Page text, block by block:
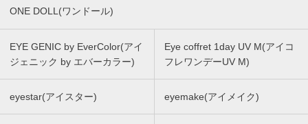
ONE DOLL(ワンドール)
EYE GENIC by EverColor(アイ
ジェニック by エバーカラー)
Eye coffret 1day UV M(アイコ
フレワンデーUV M)
eyestar(アイスター) eyemake(アイメイク)